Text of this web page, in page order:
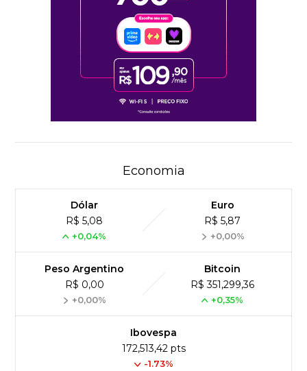
Economia
Dólar
R$ 5,08
+0,04%
Euro
R$ 5,87
+0,00%
Peso Argentino
R$ 0,00
+0,00%
Bitcoin
R$ 351,299,36
+0,35%
Ibovespa
172,513,42 pts
-1.73%